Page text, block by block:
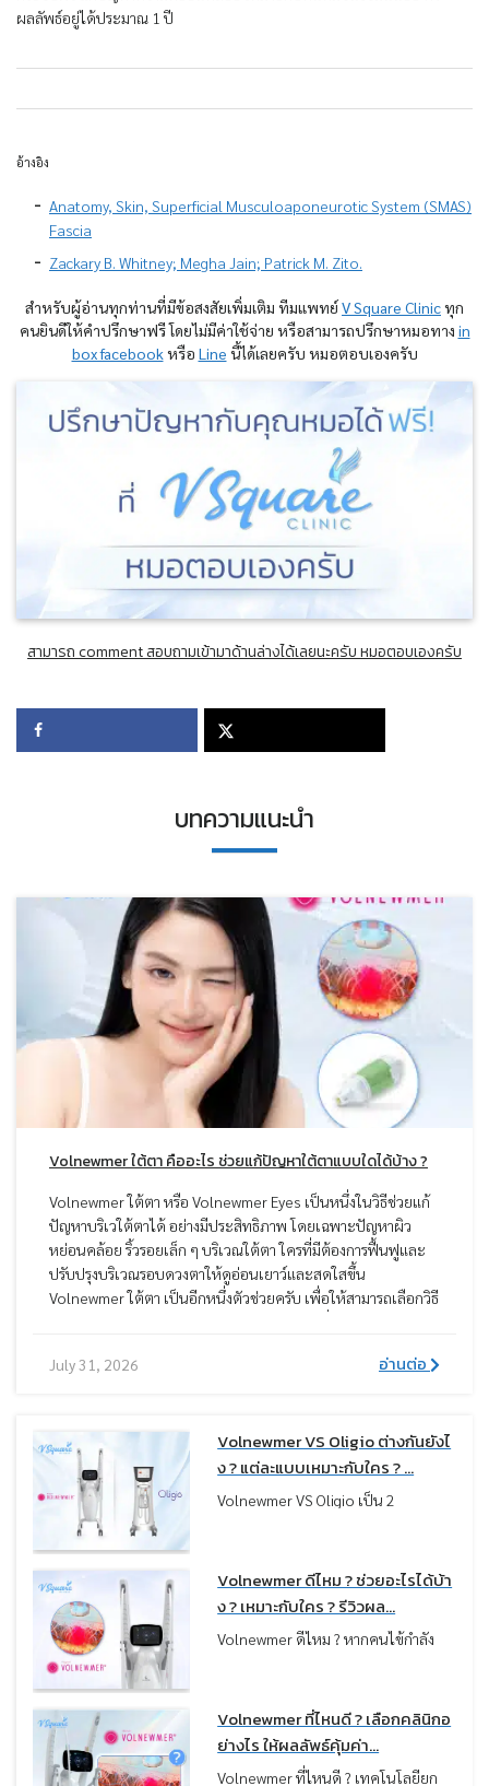
ผลลัพธ์อยู่ได้ประมาณ 1 ปี
อ้างอิง
Anatomy, Skin, Superficial Musculoaponeurotic System (SMAS)
Fascia
Zackary B. Whitney; Megha Jain; Patrick M. Zito.
สำหรับผู้อ่านทุกท่านที่มีข้อสงสัยเพิ่มเติม ทีมแพทย์V Square Clinicทุก
คนยินดีให้คำปรึกษาฟรี โดยไม่มีค่าใช้จ่าย หรือสามารถปรึกษาหมอทาง in
box facebookหรือ Line นี้ได้เลยครับ หมอตอบเองครับ
สามารถ comment สอบถามเข้ามาด้านล่างได้เลยนะครับ หมอตอบเองครับ
บทความแนะนำ
Volnewmer ใต้ตา คืออะไร ช่วยแก้ปัญหาใต้ตาแบบใดได้บ้าง ?
Volnewmer ใต้ตา หรือ Volnewmer Eyes เป็นหนึ่งในวิธีช่วยแก้
ปัญหาบริเวใต้ตาได้ อย่างมีประสิทธิภาพ โดยเฉพาะปัญหาผิว
หย่อนคล้อย ริ้วรอยเล็ก ๆ บริเวณใต้ตา ใครที่มีต้องการฟื้นฟูและ
ปรับปรุงบริเวณรอบดวงตาให้ดูอ่อนเยาว์และสดใสขึ้น
Volnewmer ใต้ตา เป็นอีกหนึ่งตัวช่วยครับ เพื่อให้สามารถเลือกวิธี
เสีย ผลลัพธ์ และตัดสินใจเลือกทำได้อย่างเหมาะสม
July 31, 2026 อ่านต่อ
Volnewmer VS Oligio ต่างกันยังไ
ง ? แต่ละแบบเหมาะกับใคร ? ...
Volnewmer VS Oligio เป็น 2
Monopolar RF เหมือนกัน แต่ในความ
เป็นจริง “ผลลัพธ์ที่ได้กลับไม่เหมือน
กัน” บางคนเน้นผิวฟู แน่น แต่บางคน
เน้นกรอบหน้าชัด ลดเหนียง ซึ่งทั้งหมด
Volnewmer ดีไหม ? ช่วยอะไรได้บ้า
ง ? เหมาะกับใคร ? รีวิวผล...
Volnewmer ดีไหม ? หากคนไข้กำลัง
Monopolar RF รุ่นใหม่อย่าง
Volnewmer คือตัวเลือกที่น่าสนใจมาก
ครับ เพราะถูกออกแบบมาเพื่อช่วยแก้
Volnewmer ที่ไหนดี ? เลือกคลินิกอ
ย่างไร ให้ผลลัพธ์คุ้มค่า...
Volnewmer ที่ไหนดี ? เทคโนโลยียก